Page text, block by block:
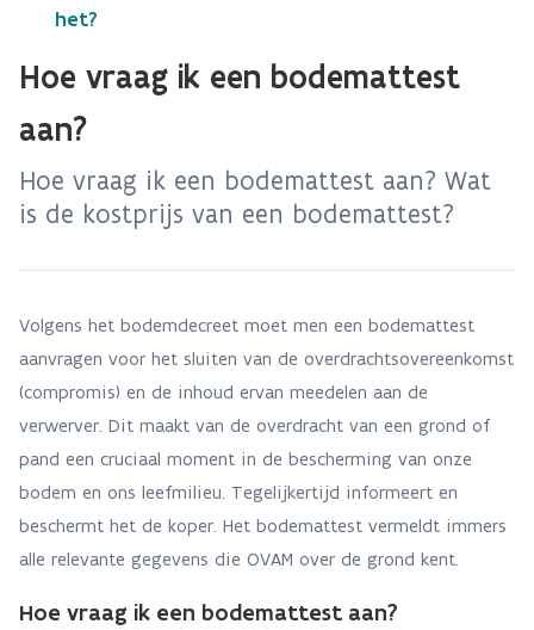
het?
Hoe vraag ik een bodemattest
aan?
Hoe vraag ik een bodemattest aan? Wat
is de kostprijs van een bodemattest?
Volgens het bodemdecreet moet men een bodemattest
aanvragen voor het sluiten van de overdrachtsovereenkomst
(compromis) en de inhoud ervan meedelen aan de
verwerver. Dit maakt van de overdracht van een grond of
pand een cruciaal moment in de bescherming van onze
bodem en ons leefmilieu. Tegelijkertijd informeert en
beschermt het de koper. Het bodemattest vermeldt immers
alle relevante gegevens die OVAM over de grond kent.
Hoe vraag ik een bodemattest aan?